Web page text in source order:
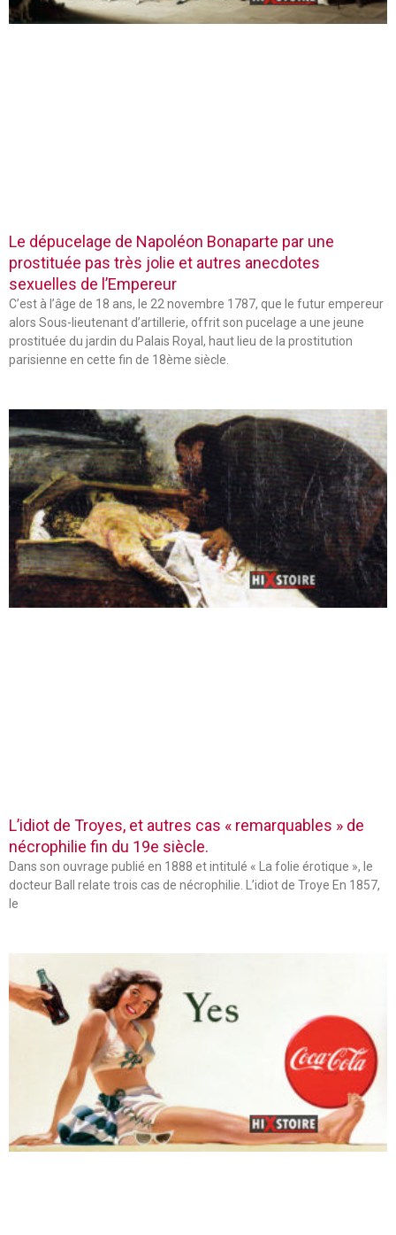
Le dépucelage de Napoléon Bonaparte par une
prostituée pas très jolie et autres anecdotes
sexuelles de l’Empereur
C’est à l’âge de 18 ans, le 22 novembre 1787, que le futur empereur
alors Sous-lieutenant d’artillerie, offrit son pucelage a une jeune
prostituée du jardin du Palais Royal, haut lieu de la prostitution
parisienne en cette fin de 18ème siècle.
L’idiot de Troyes, et autres cas « remarquables » de
nécrophilie fin du 19e siècle.
Dans son ouvrage publié en 1888 et intitulé « La folie érotique », le
docteur Ball relate trois cas de nécrophilie. L’idiot de Troye En 1857,
le